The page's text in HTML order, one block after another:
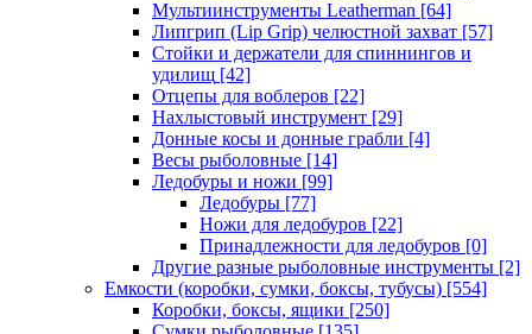
Мультиинструменты Leatherman [64]
Липгрип (Lip Grip) челюстной захват [57]
Стойки и держатели для спиннингов и
удилищ [42]
Отцепы для воблеров [22]
Нахлыстовый инструмент [29]
Донные косы и донные грабли [4]
Весы рыболовные [14]
Ледобуры и ножи [99]
Ледобуры [77]
Ножи для ледобуров [22]
Принадлежности для ледобуров [0]
Другие разные рыболовные инструменты [2]
Емкости (коробки, сумки, боксы, тубусы) [554]
Коробки, боксы, ящики [250]